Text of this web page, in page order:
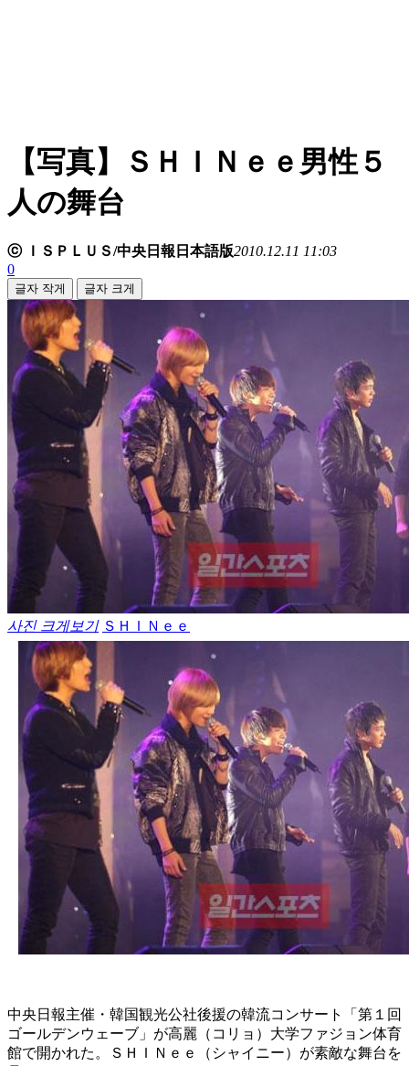
【写真】ＳＨＩＮｅｅ男性５
人の舞台
ⓒ ＩＳＰＬＵＳ/中央日報日本語版2010.12.11 11:03
0
글자 작게 글자 크게
사진 크게보기 ＳＨＩＮｅｅ
中央日報主催・韓国観光公社後援の韓流コンサート「第１回
ゴールデンウェーブ」が高麗（コリョ）大学ファジョン体育
館で開かれた。ＳＨＩＮｅｅ（シャイニー）が素敵な舞台を